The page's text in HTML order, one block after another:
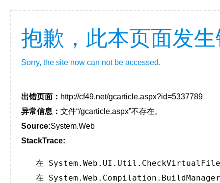
抱歉，此本页面发
Sorry, the site now can not be accessed.
出错页面： http://cf49.net/gcarticle.aspx?id=5337789
异常信息： 文件“/gcarticle.aspx”不存在。
Source:System.Web
StackTrace:
在
在